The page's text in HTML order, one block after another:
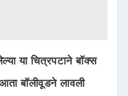
या चित्रपटाने बॉक्स
बॉलीवूडने लावली